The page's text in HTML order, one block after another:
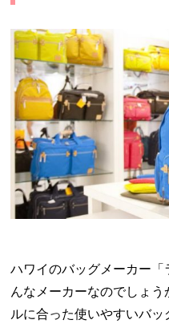
ハワイのバッグメーカー
んなメーカーなのでしょ
ルに合った使いやすいバ